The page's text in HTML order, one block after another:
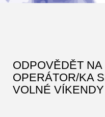
ODPOVĚDĚT NA
OPERÁTOR/KA
VOLNÉ VÍKENDY